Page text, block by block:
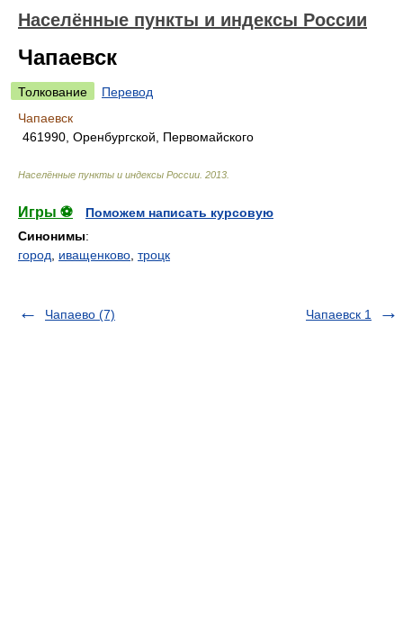
Населённые пункты и индексы России
Чапаевск
Толкование
Перевод
Чапаевск
461990, Оренбургской, Первомайского
Населённые пункты и индексы России 2013
Игры ⚽
Поможем написать курсовую
Синонимы:
город
иващенково троцк
Чапаево (7) Чапаевск 1